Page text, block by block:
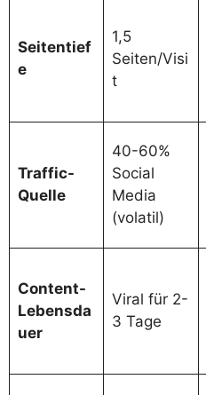
Seitentief
e
1,5
Seiten/Visi
t
Traffic-
Quelle
40-60%
Social
Media
(volatil)
Content-
Lebensda
uer
Viral für 2-
3 Tage